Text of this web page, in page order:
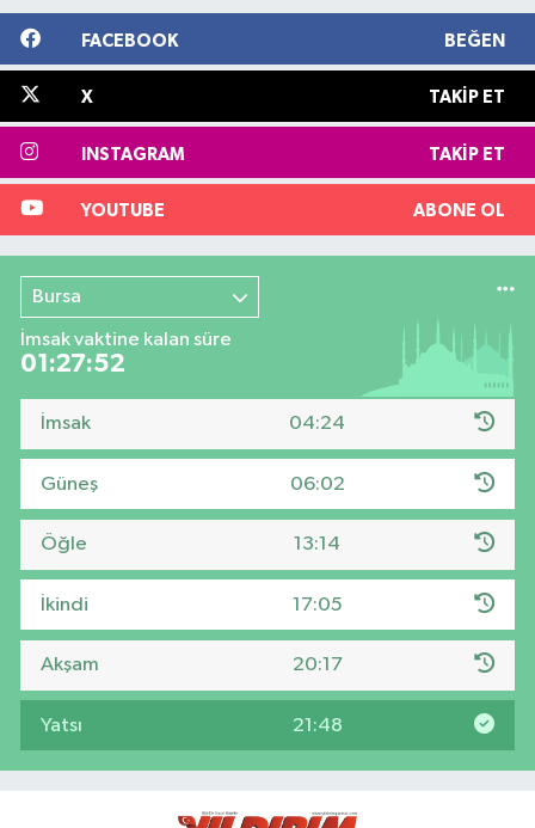
FACEBOOK BEĞEN
X TAKIP ET
INSTAGRAM TAKIP ET
YOUTUBE ABONE OL
Bursa
İmsak vaktine kalan süre
01:27:52
İmsak 04:24
Güneş 06:02
Öğle 13:14
İkindi 17:05
Akşam 20:17
Yatsı 21:48